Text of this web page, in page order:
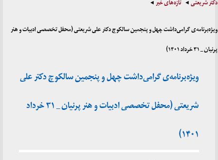
دکتر شریعتی تازه‌های خبر
ویژه‌برنامه‌ی گرامی‌داشت چهل و پنجمین سالکوچ دکتر علی شریعتی (محفل تخصصی ادبیات و هنر
پرنیان _ ۳۱ خرداد ۱۴۰۱)
ویژه‌برنامه‌ی گرامی‌داشت چهل و پنجمین سالکوچ دکتر علی
شریعتی (محفل تخصصی ادبیات و هنر پرنیان _ ۳۱ خرداد
۱۴۰۱)